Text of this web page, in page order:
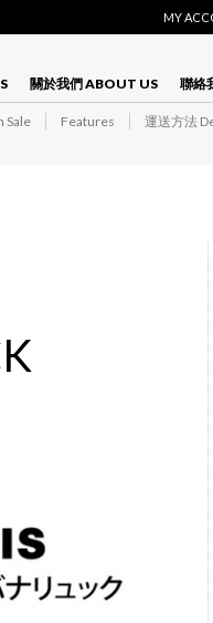
MY
關於我們 ABOUT US 聯絡
Sale Features 運送方法